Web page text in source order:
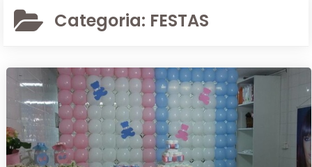
Categoria: FESTAS